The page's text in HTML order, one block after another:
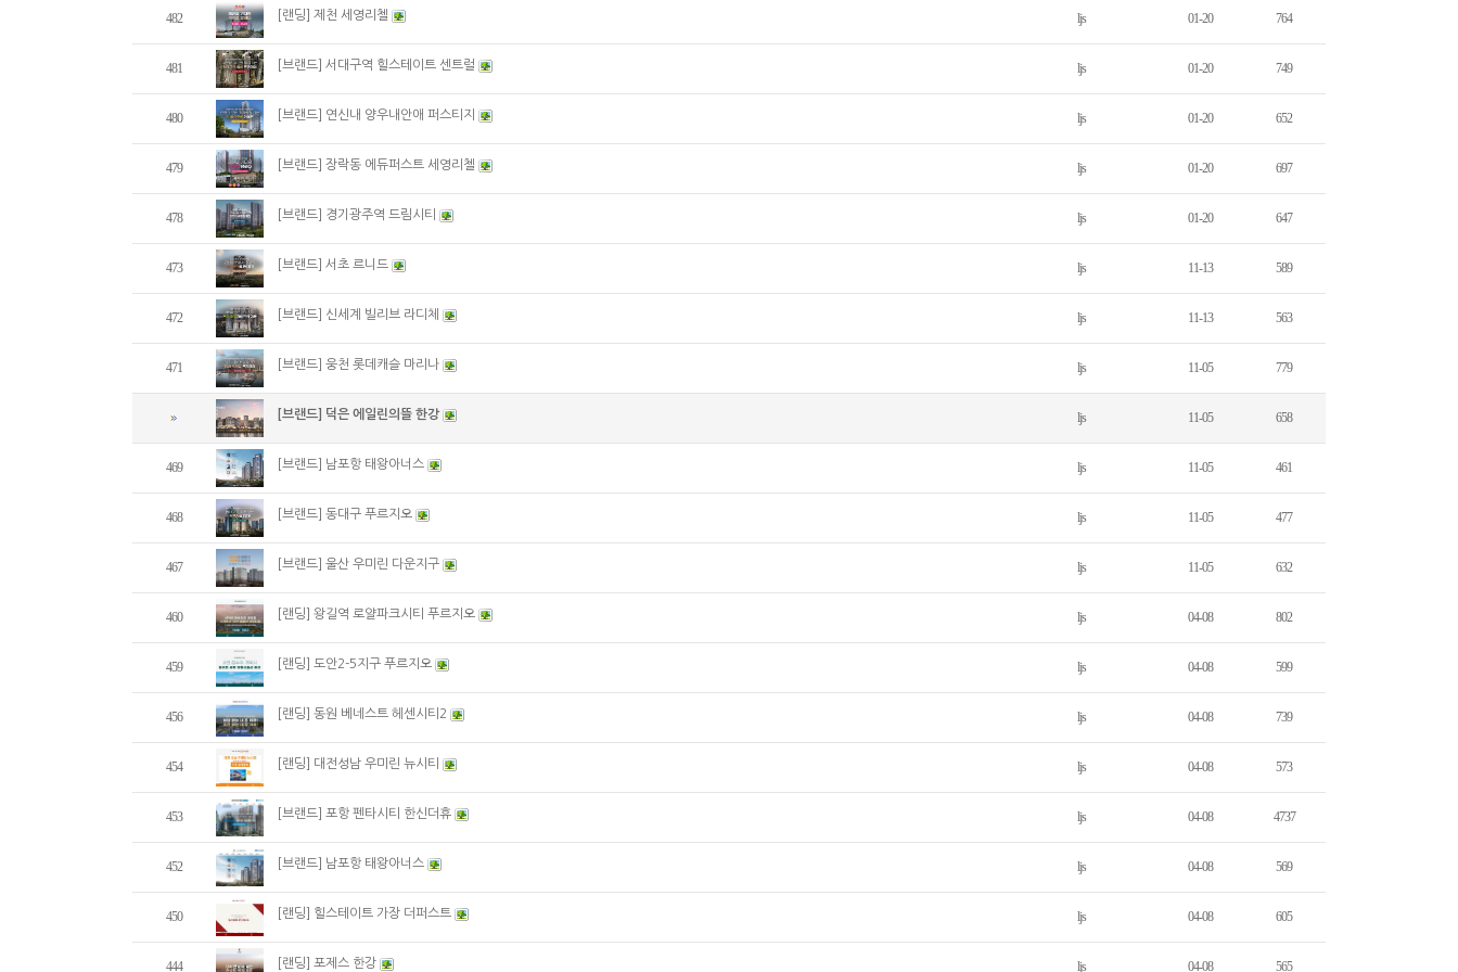
482 [랜딩] 제천 세영리첼 ljs 01-20 764
481 [브랜드] 서대구역 힐스테이트 센트럴 ljs 01-20 749
480 [브랜드] 연신내 양우내안애 퍼스티지 ljs 01-20 652
479 [브랜드] 장락동 에듀퍼스트 세영리첼 ljs 01-20 697
478 [브랜드] 경기광주역 드림시티 ljs 01-20 647
473 [브랜드] 서초 르니드 ljs 11-13 589
472 [브랜드] 신세계 빌리브 라디체 ljs 11-13 563
471 [브랜드] 웅천 롯데캐슬 마리나 ljs 11-05 779
[브랜드] 덕은 에일린의뜰 한강 ljs 11-05 658
469 [브랜드] 남포항 태왕아너스 ljs 11-05 461
468 [브랜드] 동대구 푸르지오 ljs 11-05 477
467 [브랜드] 울산 우미린 다운지구 ljs 11-05 632
460 [랜딩] 왕길역 로얄파크시티 푸르지오 ljs 04-08 802
459 [랜딩] 도안2-5지구 푸르지오 ljs 04-08 599
456 [랜딩] 동원 베네스트 헤센시티2 ljs 04-08 739
454 [랜딩] 대전성남 우미린 뉴시티 ljs 04-08 573
453 [브랜드] 포항 펜타시티 한신더휴 ljs 04-08 4737
452 [브랜드] 남포항 태왕아너스 ljs 04-08 569
450 [랜딩] 힐스테이트 가장 더퍼스트 ljs 04-08 605
444 [랜딩] 포제스 한강 ljs 04-08 565